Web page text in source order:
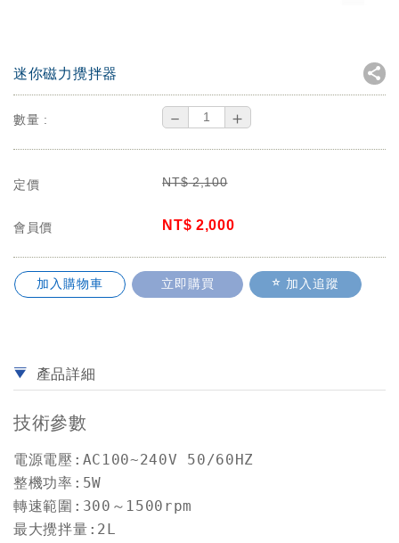
迷你磁力攪拌器
數量 : － ＋
定價 NT$ 2,100
會員價 NT$ 2,000
加入購物車 立即購買 加入追蹤
產品詳細
技術參數
電源電壓:AC100~240V 50/60HZ
整機功率:5W
轉速範圍:300～1500rpm
最大攪拌量:2L